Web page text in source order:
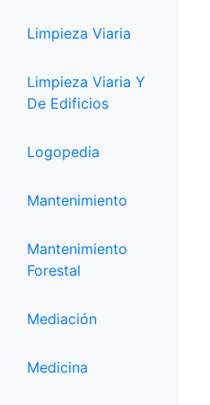
Limpieza Viaria
Limpieza Viaria Y
De Edificios
Logopedia
Mantenimiento
Mantenimiento
Forestal
Mediación
Medicina